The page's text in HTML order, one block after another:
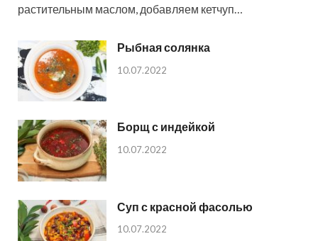
растительным маслом, добавляем кетчуп…
Рыбная солянка
10.07.2022
Борщ с индейкой
10.07.2022
Суп с красной фасолью
10.07.2022